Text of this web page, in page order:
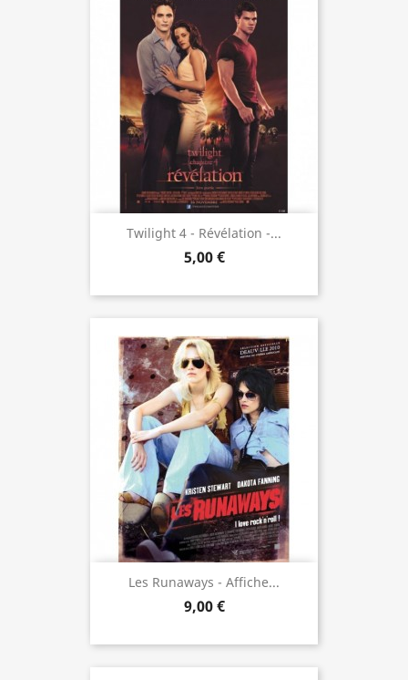
Twilight 4 - Révélation -...
5,00 €
Les Runaways - Affiche...
9,00 €